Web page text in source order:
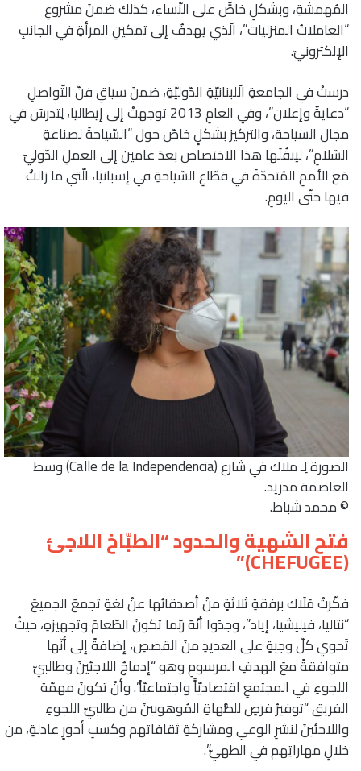
المُهمشةِ، وبشكلٍ خاصٍّ على النّساءِ، كذلك ضمنَ مشروعِ
“العاملاتُ المنزليات”، الّذي يهدفُ إلى تمكينِ المرأةِ في الجانبِ
الإلكترونيّ.
درستْ في الجامعةِ الّلبنانيّةِ الدّوليّةِ، ضمنَ سياقِ فنّ التّواصلِ
“دعايةٌ وإعلان”، وفي العامِ 2013 توجهتْ إلى إيطاليا، لِتدرسَ في
مجال السياحة، والتركيز بشكلٍ خاصّ حول “السّياحةَ لصناعةِ
السّلامِ”، لينقُلَها هذا الاختصاص بعدَ عامين إلى العملِ الدّوليّ
مَع الأممِ المُتحدّةَ في قطّاعِ السّياحةِ في إسبانيا، الّتي ما زالتْ
فيها حتّى اليومِ.
الصورة لِـ ملاك في شارع (Calle de la Independencia) وسط
العاصمة مدريد.
© محمد شباط.
فتح الشهية والحدود “الطبّاخ اللاجئ
(CHEFUGEE)”
فكّرتْ مَلَاك برفقةِ ثلاثةٍ منْ أصدقائها عنْ لغةٍ تجمعُ الجميعَ
“نتاليا، فيليشيا، إياد”، وجدُوا أنّهُ ربّما تكونُ الطّعامَ وتجهيزهِ، حيثُ
تَحوي كلّ وجبةٍ على العديدِ منَ القصصِ، إضافةً إلى أنّها
متوافقةً معَ الهدفِ المرسومِ وهو “إدماجُ اللاجئينَ وطالبيّ
اللجوءِ في المجتمعِ اقتصاديّاًَ واجتماعيّاً”. وأنْ تكونَ مهمّة
الفريق “توفيرُ فرصٍ للطُّهاةِ المُوهوبينَ من طالبيّ اللجوءِ
واللاجئينَ لنشرِ الوعي ومشاركةِ ثقافاتهم وكسبِ أجورٍ عادلةٍ، من
خلالِ مهاراتِهم في الطهيّ”.